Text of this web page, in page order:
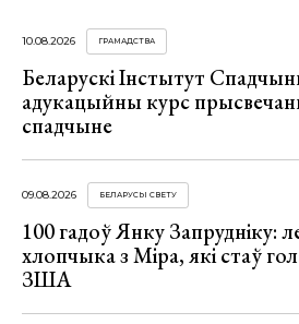
10.08.2026 ГРАМАДСТВА
Беларускі Інстытут
адукацыйны курс
спадчыне
09.08.2026 БЕЛАРУСЫ СВЕТУ
100 гадоў Янку Запрудніку:
хлопчыка з Міра, які стаў
ЗША